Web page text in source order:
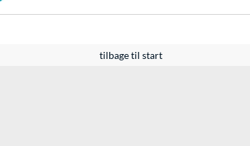
tilbage til start